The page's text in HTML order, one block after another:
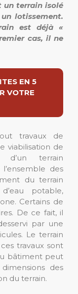
un terrain isolé
lotissement.
est déjà «
cas, il ne
EN 5
VOTRE
travaux de
viabilisation de
d’un terrain
des
du terrain
potable,
Certains de
De ce fait, il
par une
Le terrain
travaux sont
bâtiment peut
des
du terrain.